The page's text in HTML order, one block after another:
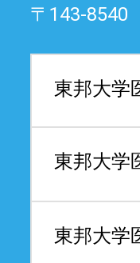
〒143-8540
東邦大学
東邦大学
東邦大学